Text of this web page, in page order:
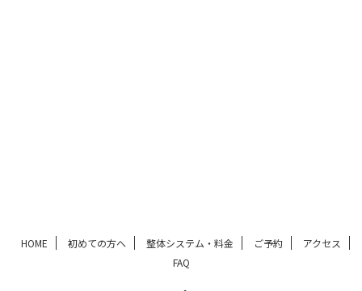
HOME 初めての方へ 整体システム・料金 ご予約
アクセス
FAQ